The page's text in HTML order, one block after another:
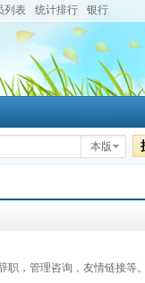
列表 统计排行 银行
本版
职，管理咨询，友情链接等